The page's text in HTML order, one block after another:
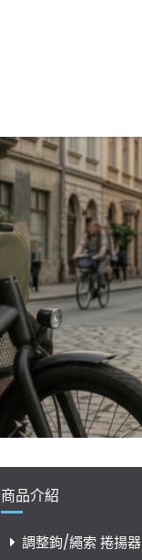
商品介紹
調整鉤/繩索 捲揚器